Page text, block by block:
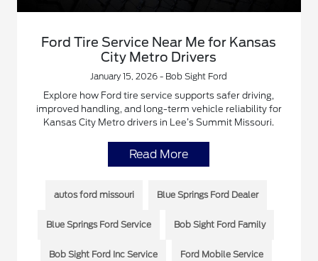
Ford Tire Service Near Me for Kansas
City Metro Drivers
January 15, 2026 - Bob Sight Ford
Explore how Ford tire service supports safer driving,
improved handling, and long-term vehicle reliability for
Kansas City Metro drivers in Lee’s Summit Missouri.
Read More
autos ford missouri Blue Springs Ford Dealer
Blue Springs Ford Service Bob Sight Ford Family
Bob Sight Ford Inc Service Ford Mobile Service